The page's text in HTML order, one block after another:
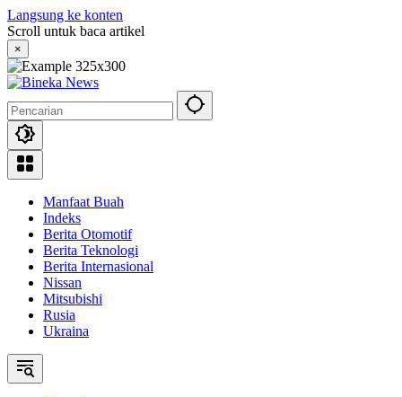
Langsung ke konten
Scroll untuk baca artikel
×
Manfaat Buah
Indeks
Berita Otomotif
Berita Teknologi
Berita Internasional
Nissan
Mitsubishi
Rusia
Ukraina